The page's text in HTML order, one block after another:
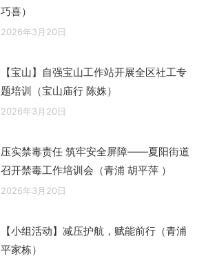
巧喜）
2026年3月20日
【宝山】自强宝山工作站开展全区社工专
题培训（宝山庙行 陈姝）
2026年3月20日
压实禁毒责任 筑牢安全屏障——夏阳街道
召开禁毒工作培训会（青浦 胡平萍 ）
2026年3月20日
【小组活动】减压护航，赋能前行（青浦
平家栋）